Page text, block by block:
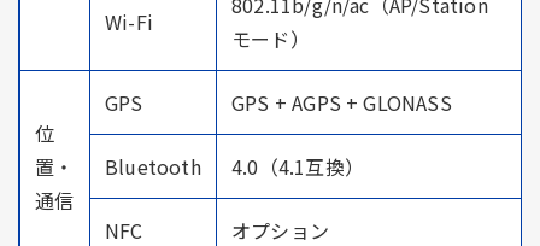
Wi-Fi
モード）
位
置・
通信
GPS GPS + AGPS + GLONASS
Bluetooth 4.0（4.1互換）
NFC オプション